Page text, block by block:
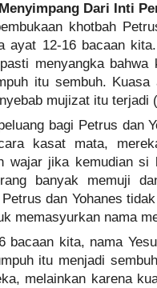
Dari Inti
khotbah
ayat 12-16 bacaan
menyangka bahwa
itu sembuh.
mujizat itu terjadi
bagi Petrus dan
kasat mata,
wajar jika kemudian si
banyak memuji
dan Yohanes
memasyurkan nama
bacaan kita, nama
itu menjadi
melainkan karena